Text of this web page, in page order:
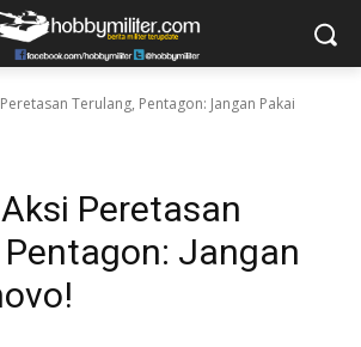
Terulang, Pentagon: Jangan Pakai
Peretasan
Jangan